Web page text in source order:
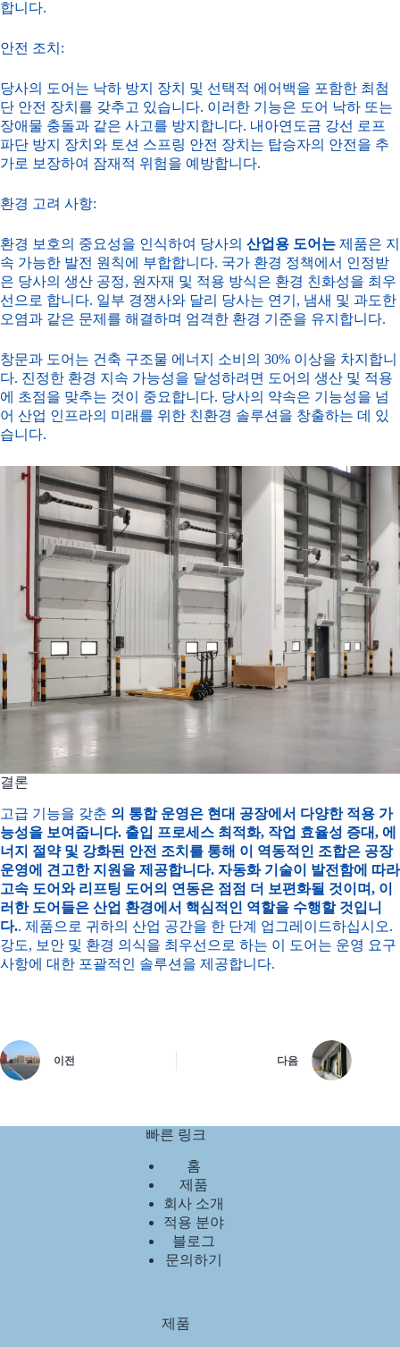
합니다.
안전 조치:
당사의 도어는 낙하 방지 장치 및 선택적 에어백을 포함한 최첨
단 안전 장치를 갖추고 있습니다. 이러한 기능은 도어 낙하 또는
장애물 충돌과 같은 사고를 방지합니다. 내아연도금 강선 로프
파단 방지 장치와 토션 스프링 안전 장치는 탑승자의 안전을 추
가로 보장하여 잠재적 위험을 예방합니다.
환경 고려 사항:
환경 보호의 중요성을 인식하여 당사의 산업용 도어는 제품은 지
속 가능한 발전 원칙에 부합합니다. 국가 환경 정책에서 인정받
은 당사의 생산 공정, 원자재 및 적용 방식은 환경 친화성을 최우
선으로 합니다. 일부 경쟁사와 달리 당사는 연기, 냄새 및 과도한
오염과 같은 문제를 해결하며 엄격한 환경 기준을 유지합니다.
창문과 도어는 건축 구조물 에너지 소비의 30% 이상을 차지합니
다. 진정한 환경 지속 가능성을 달성하려면 도어의 생산 및 적용
에 초점을 맞추는 것이 중요합니다. 당사의 약속은 기능성을 넘
어 산업 인프라의 미래를 위한 친환경 솔루션을 창출하는 데 있
습니다.
결론
고급 기능을 갖춘 의 통합 운영은 현대 공장에서 다양한 적용 가
능성을 보여줍니다. 출입 프로세스 최적화, 작업 효율성 증대, 에
너지 절약 및 강화된 안전 조치를 통해 이 역동적인 조합은 공장
운영에 견고한 지원을 제공합니다. 자동화 기술이 발전함에 따라
고속 도어와 리프팅 도어의 연동은 점점 더 보편화될 것이며, 이
러한 도어들은 산업 환경에서 핵심적인 역할을 수행할 것입니
다.. 제품으로 귀하의 산업 공간을 한 단계 업그레이드하십시오.
강도, 보안 및 환경 의식을 최우선으로 하는 이 도어는 운영 요구
사항에 대한 포괄적인 솔루션을 제공합니다.
이전 다음
빠른 링크
홈
제품
회사 소개
적용 분야
블로그
문의하기
제품